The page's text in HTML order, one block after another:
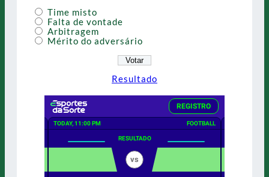
Time misto
Falta de vontade
Arbitragem
Mérito do adversário
Resultado